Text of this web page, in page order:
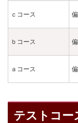
ｃコース
ｂコース
ａコース
テストコー